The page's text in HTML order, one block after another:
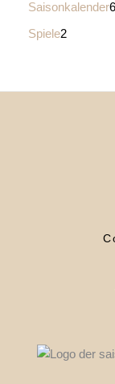
Saisonkalender6
Spiele2